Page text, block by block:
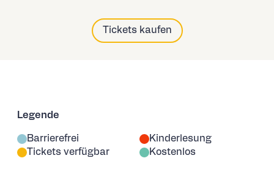
Tickets kaufen
Legende
Barrierefrei
Kinderlesung
Tickets verfügbar
Kostenlos